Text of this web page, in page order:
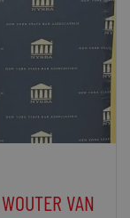
VAN